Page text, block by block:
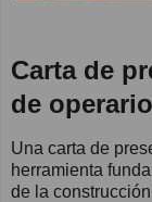
Carta de
de
Una carta de
herramienta
de la